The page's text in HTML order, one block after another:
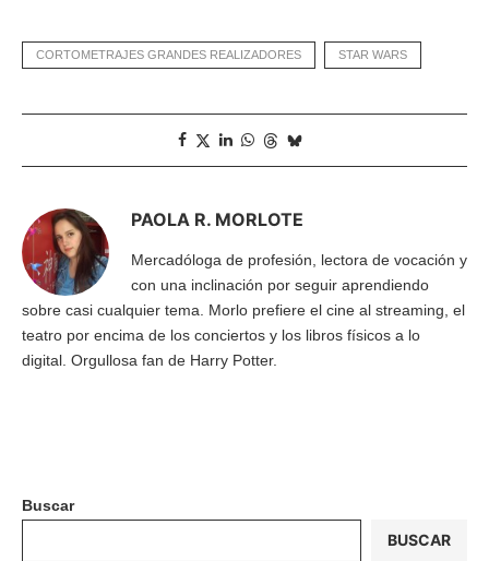
CORTOMETRAJES GRANDES REALIZADORES STAR WARS
PAOLA R. MORLOTE
Mercadóloga de profesión, lectora de vocación y
con una inclinación por seguir aprendiendo
sobre casi cualquier tema. Morlo prefiere el cine al streaming, el
teatro por encima de los conciertos y los libros físicos a lo
digital. Orgullosa fan de Harry Potter.
Buscar
BUSCAR